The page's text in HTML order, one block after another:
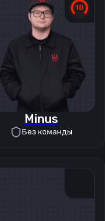
Minus
Без команды